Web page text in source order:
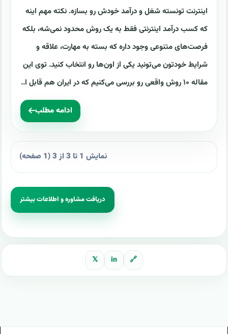
اینترنت تونسته شغل و درآمد خودش رو بسازه. نکته مهم اینه
که کسب درآمد اینترنتی فقط به یک روش محدود نمی‌شه، بلکه
فرصت‌های متنوعی وجود داره که بسته به مهارت، علاقه و
شرایط خودتون می‌تونید یکی از اون‌ها رو انتخاب کنید. توی این
مقاله ۱۰ روش واقعی رو بررسی می‌کنیم که در ایران هم قابل ا..
ادامه مطلب
نمایش 1 تا 3 از 3 (1 صفحه)
دریافت مشاوره و اطلاعات بیشتر
🔗
in
𝕏